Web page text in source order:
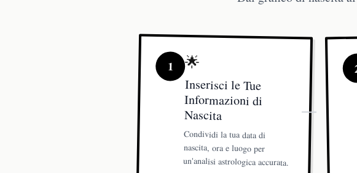
1 🌟
Inserisci le Tue
Informazioni di
Nascita
Condividi la tua data di
nascita, ora e luogo per
un'analisi astrologica accurata.